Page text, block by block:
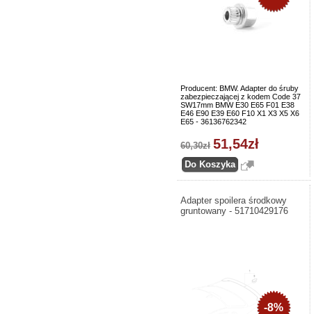
Producent: BMW. Adapter do śruby
zabezpieczającej z kodem Code 37
SW17mm BMW E30 E65 F01 E38
E46 E90 E39 E60 F10 X1 X3 X5 X6
E65 - 36136762342
60,30zł 51,54zł
Adapter spoilera środkowy
gruntowany - 51710429176
-8%